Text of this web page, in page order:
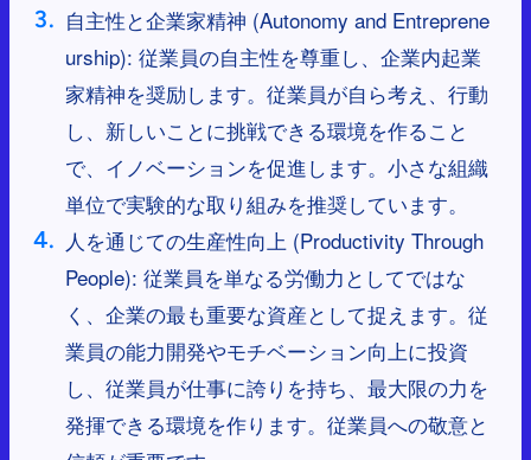
自主性と企業家精神 (Autonomy and Entreprene
urship): 従業員の自主性を尊重し、企業内起業
家精神を奨励します。従業員が自ら考え、行動
し、新しいことに挑戦できる環境を作ること
で、イノベーションを促進します。小さな組織
単位で実験的な取り組みを推奨しています。
人を通じての生産性向上 (Productivity Through
People): 従業員を単なる労働力としてではな
く、企業の最も重要な資産として捉えます。従
業員の能力開発やモチベーション向上に投資
し、従業員が仕事に誇りを持ち、最大限の力を
発揮できる環境を作ります。従業員への敬意と